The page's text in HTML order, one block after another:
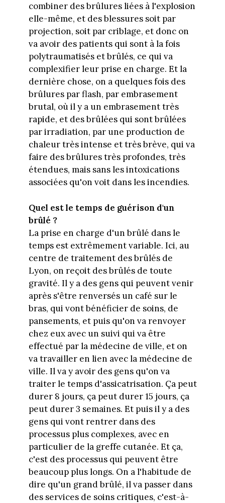
combiner des brûlures liées à l'explosion
elle-même, et des blessures soit par
projection, soit par criblage, et donc on
va avoir des patients qui sont à la fois
polytraumatisés et brûlés, ce qui va
complexifier leur prise en charge. Et la
dernière chose, on a quelques fois des
brûlures par flash, par embrasement
brutal, où il y a un embrasement très
rapide, et des brûlées qui sont brûlées
par irradiation, par une production de
chaleur très intense et très brève, qui va
faire des brûlures très profondes, très
étendues, mais sans les intoxications
associées qu'on voit dans les incendies.
Quel est le temps de guérison d'un
brûlé ?
La prise en charge d'un brûlé dans le
temps est extrêmement variable. Ici, au
centre de traitement des brûlés de
Lyon, on reçoit des brûlés de toute
gravité. Il y a des gens qui peuvent venir
après s'être renversés un café sur le
bras, qui vont bénéficier de soins, de
pansements, et puis qu'on va renvoyer
chez eux avec un suivi qui va être
effectué par la médecine de ville, et on
va travailler en lien avec la médecine de
ville. Il va y avoir des gens qu'on va
traiter le temps d'assicatrisation. Ça peut
durer 8 jours, ça peut durer 15 jours, ça
peut durer 3 semaines. Et puis il y a des
gens qui vont rentrer dans des
processus plus complexes, avec en
particulier de la greffe cutanée. Et ça,
c'est des processus qui peuvent être
beaucoup plus longs. On a l'habitude de
dire qu'un grand brûlé, il va passer dans
des services de soins critiques, c'est-à-